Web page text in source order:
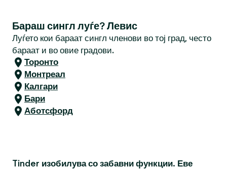
Бараш сингл луѓе? Левис
Луѓето кои бараат сингл членови во тој град, често
бараат и во овие градови.
Торонто
Монтреал
Калгари
Бари
Аботсфорд
Tinder изобилува со забавни функции. Еве